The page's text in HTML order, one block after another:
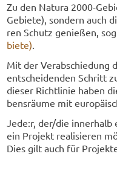
Zu den Na­tu­ra 2000-​
Gebiete), son­dern auch
ren Schutz ge­nie­ßen,
bie­te).
Mit der Ver­ab­schie­dung
ent­schei­den­den Schritt
die­ser Richt­li­nie haben
bens­räu­me mit
Jede:r, der/die in­ner­halb
ein Pro­jekt rea­li­sie­ren
Dies gilt auch für